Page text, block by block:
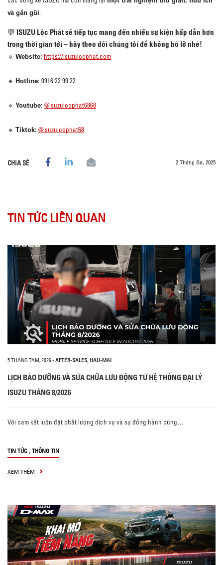
và gần gũi.
💬 ISUZU Lộc Phát sẽ tiếp tục mang đến nhiều sự kiện hấp dẫn hơn
trong thời gian tới – hãy theo dõi chúng tôi để không bỏ lỡ nhé!
🔹 Website: https://isuzulocphat.com
🔹 Hotline: 0916 22 99 22
🔹 Youtube: @isuzulocphat6868
🔹 Tiktok: @isuzulocphat68
CHIA SẺ 2 Tháng Ba, 2025
TIN TỨC LIÊN QUAN
5 THÁNG TÁM, 2026- AFTER-SALES, HAU-MAI
LỊCH BẢO DƯỠNG VÀ SỬA CHỮA LƯU ĐỘNG TỪ HỆ THỐNG ĐẠI LÝ
ISUZU THÁNG 8/2026
Với cam kết luôn đặt chất lượng dịch vụ và sự đồng hành cùng…
TIN TỨC , THÔNG TIN
XEM THÊM